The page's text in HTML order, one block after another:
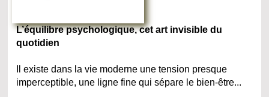
L’équilibre psychologique, cet art invisible du
quotidien
Il existe dans la vie moderne une tension presque
imperceptible, une ligne fine qui sépare le bien-être...